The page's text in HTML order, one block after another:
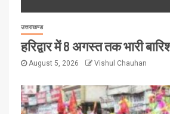
उत्तराखण्ड
हरिद्वार में 8 अगस्त तक भारी
August 5, 2026 Vishul Chauhan